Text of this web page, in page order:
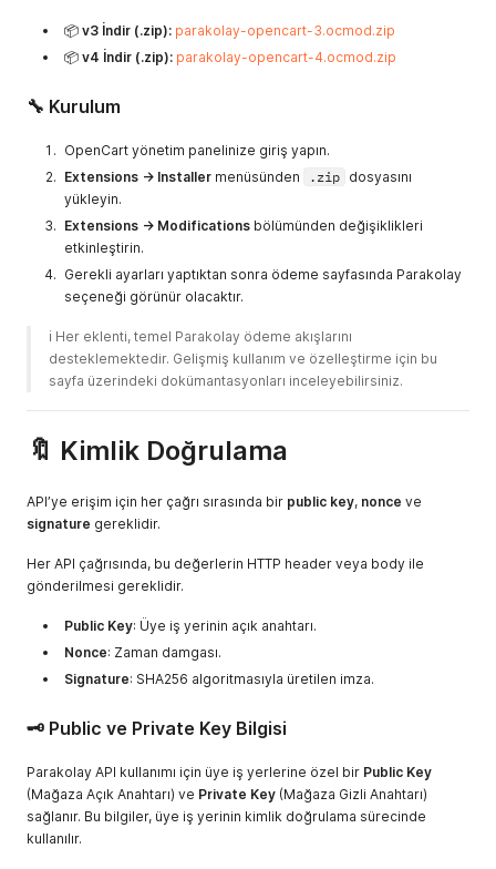
📦 v3 İndir (.zip): parakolay-opencart-3.ocmod.zip
📦 v4 İndir (.zip): parakolay-opencart-4.ocmod.zip
🔧 Kurulum
OpenCart yönetim panelinize giriş yapın.
Extensions → Installer menüsünden .zip dosyasını
yükleyin.
Extensions → Modifications bölümünden değişiklikleri
etkinleştirin.
Gerekli ayarları yaptıktan sonra ödeme sayfasında Parakolay
seçeneği görünür olacaktır.
ℹ️ Her eklenti, temel Parakolay ödeme akışlarını
desteklemektedir. Gelişmiş kullanım ve özelleştirme için bu
sayfa üzerindeki dokümantasyonları inceleyebilirsiniz.
🔖 Kimlik Doğrulama
API’ye erişim için her çağrı sırasında bir public key, nonce ve
signature gereklidir.
Her API çağrısında, bu değerlerin HTTP header veya body ile
gönderilmesi gereklidir.
Public Key: Üye iş yerinin açık anahtarı.
Nonce: Zaman damgası.
Signature: SHA256 algoritmasıyla üretilen imza.
🗝️ Public ve Private Key Bilgisi
Parakolay API kullanımı için üye iş yerlerine özel bir Public Key
(Mağaza Açık Anahtarı) ve Private Key (Mağaza Gizli Anahtarı)
sağlanır. Bu bilgiler, üye iş yerinin kimlik doğrulama sürecinde
kullanılır.